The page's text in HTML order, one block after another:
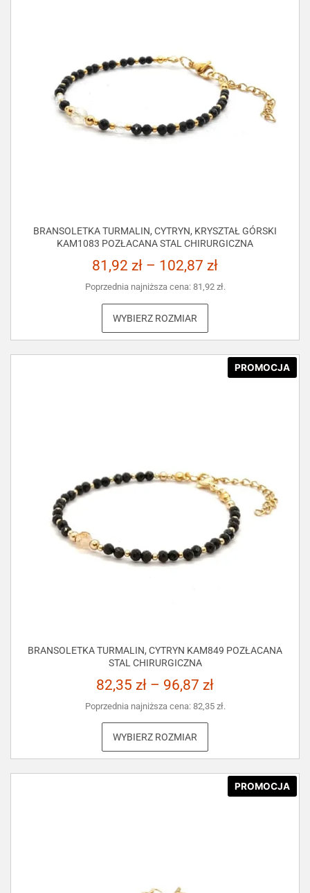
BRANSOLETKA TURMALIN, CYTRYN, KRYSZTAŁ GÓRSKI
KAM1083 POZŁACANA STAL CHIRURGICZNA
81,92 zł – 102,87 zł
Poprzednia najniższa cena: 81,92 zł.
WYBIERZ ROZMIAR
PROMOCJA
BRANSOLETKA TURMALIN, CYTRYN KAM849 POZŁACANA
STAL CHIRURGICZNA
82,35 zł – 96,87 zł
Poprzednia najniższa cena: 82,35 zł.
WYBIERZ ROZMIAR
PROMOCJA